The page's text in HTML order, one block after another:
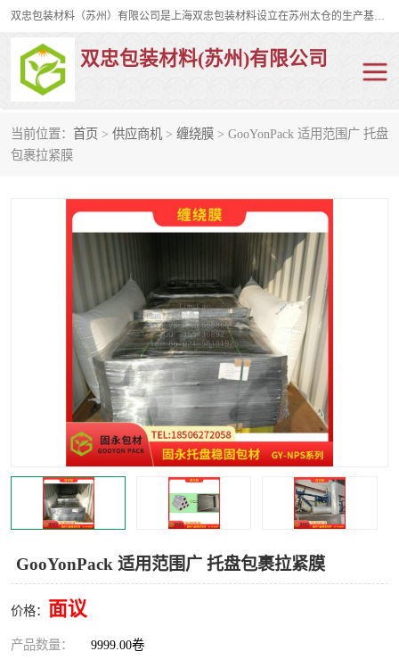
双忠包装材料（苏州）有限公司是上海双忠包装材料设立在苏州太仓的生产基地，占地约2万平米，产品主要有打孔缠绕膜，拉伸蜂窝纸，集装箱充气袋，滑托板，打包带，裹包网兜，防滑纸等箱体和托盘的运输和保护性包材。固永包材®，GooYon Pack®，是我们保护性包装材料的专属品牌。
双忠包装材料(苏州)有限公司
当前位置： 首页 > 供应商机 > 缠绕膜 > GooYonPack 适用范围广 托盘
包裹拉紧膜
GooYonPack 适用范围广 托盘包裹拉紧膜
价格： 面议
产品数量： 9999.00卷
打孔缠绕膜
裹包网兜 纤维打包带
充气袋
缠绕膜
托盘裹包网兜
托盘捆绑带